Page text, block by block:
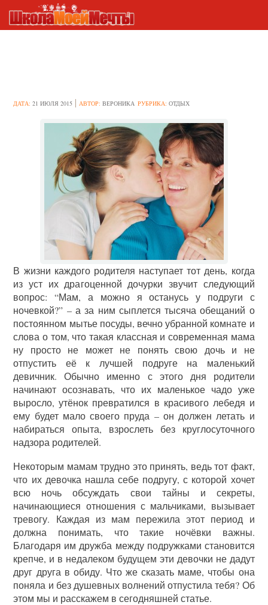
ДАТА:21 ИЮЛЯ 2015 АВТОР:ВЕРОНИКА РУБРИКА:ОТДЫХ
В жизни каждого родителя наступает тот день, когда
из уст их драгоценной дочурки звучит следующий
вопрос: “Мам, а можно я останусь у подруги с
ночевкой?” – а за ним сыплется тысяча обещаний о
постоянном мытье посуды, вечно убранной комнате и
слова о том, что такая классная и современная мама
ну просто не может не понять свою дочь и не
отпустить её к лучшей подруге на маленький
девичник. Обычно именно с этого дня родители
начинают осознавать, что их маленькое чадо уже
выросло, утёнок превратился в красивого лебедя и
ему будет мало своего пруда – он должен летать и
набираться опыта, взрослеть без круглосуточного
надзора родителей.
Некоторым мамам трудно это принять, ведь тот факт,
что их девочка нашла себе подругу, с которой хочет
всю ночь обсуждать свои тайны и секреты,
начинающиеся отношения с мальчиками, вызывает
тревогу. Каждая из мам пережила этот период и
должна понимать, что такие ночёвки важны.
Благодаря им дружба между подружками становится
крепче, и в недалеком будущем эти девочки не дадут
друг друга в обиду. Что же сказать маме, чтобы она
поняла и без душевных волнений отпустила тебя? Об
этом мы и расскажем в сегодняшней статье.